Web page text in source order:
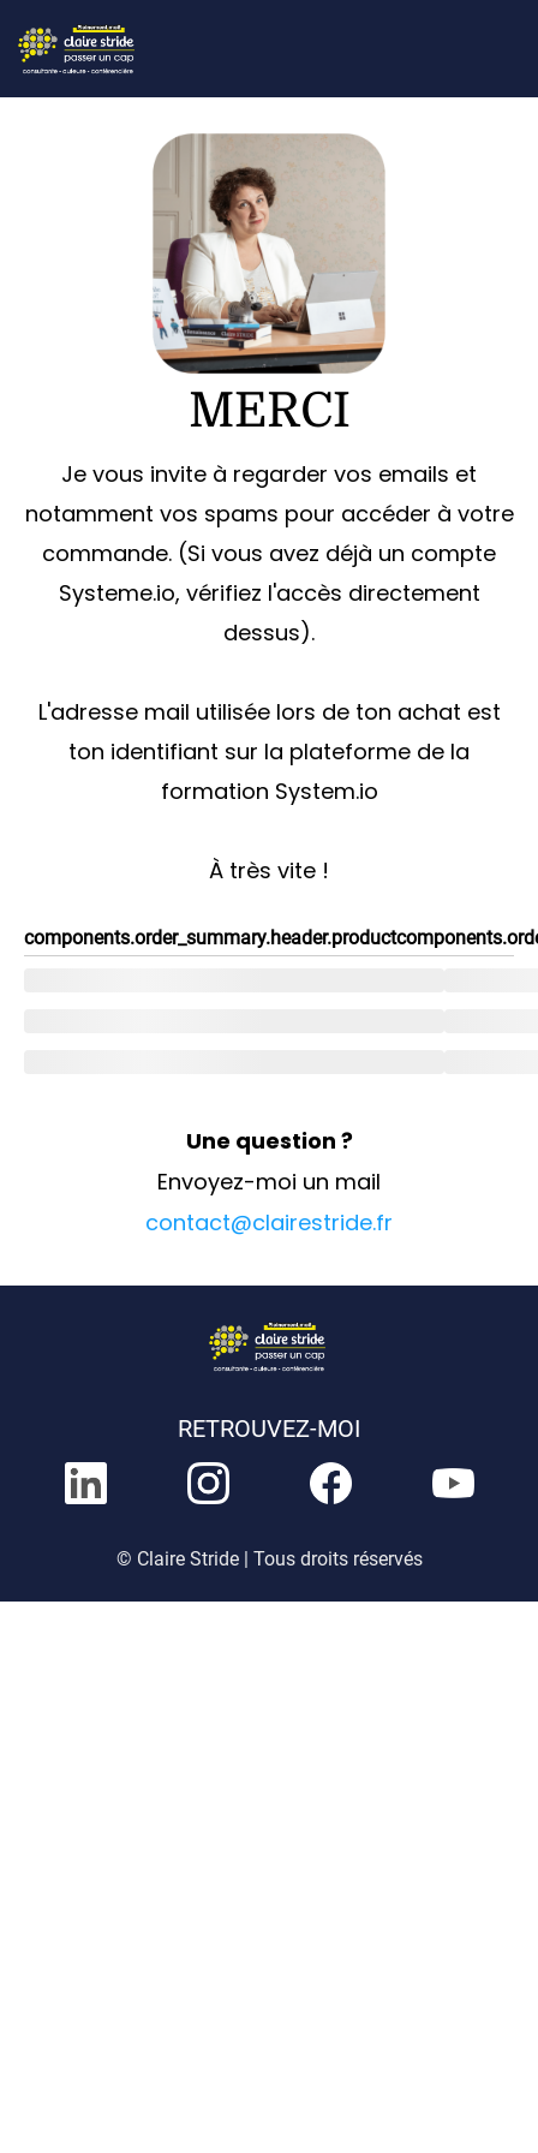
MERCI
Je vous invite à regarder vos emails et
notamment vos spams pour accéder à votre
commande. (Si vous avez déjà un compte
Systeme.io, vérifiez l'accès directement
dessus).
L'adresse mail utilisée lors de ton achat est
ton identifiant sur la plateforme de la
formation System.io
À très vite !
components.order_summary.header.product
Une question ?
Envoyez-moi un mail
contact@clairestride.fr
RETROUVEZ-MOI
© Claire Stride | Tous droits réservés